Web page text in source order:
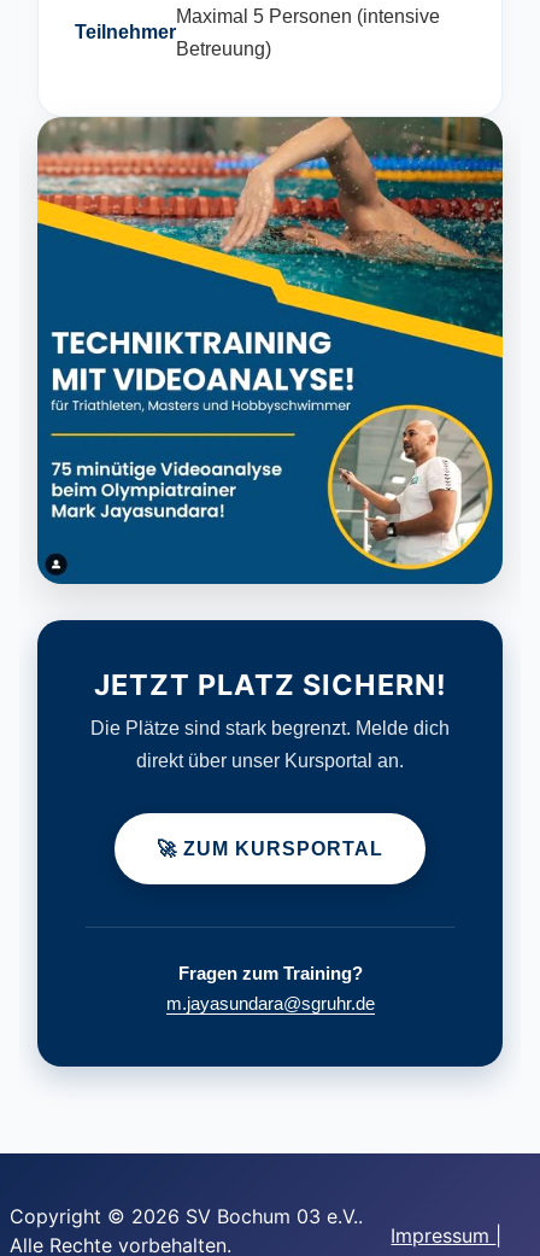
Teilnehmer
Maximal 5 Personen (intensive
Betreuung)
JETZT PLATZ SICHERN!
Die Plätze sind stark begrenzt. Melde dich
direkt über unser Kursportal an.
🚀 ZUM KURSPORTAL
Fragen zum Training?
m.jayasundara@sgruhr.de
Copyright © 2026 SV Bochum 03 e.V..
Alle Rechte vorbehalten.
Impressum